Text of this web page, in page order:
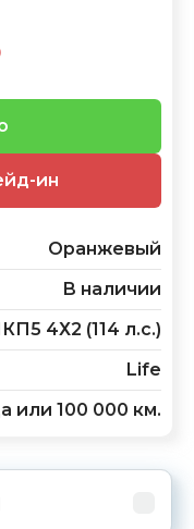
ин
Оранжевый
В наличии
4Х2 (114 л.с.)
Life
или 100 000 км.